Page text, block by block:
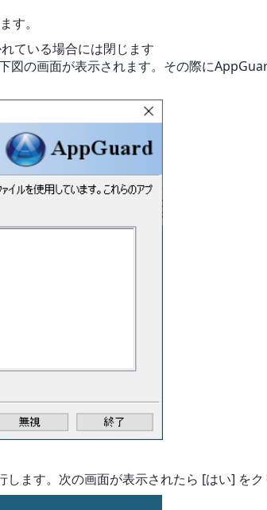
す。
ている場合には閉じます
図の画面が表示されます。その際に
ます。次の画面が表示されたら [はい] をク